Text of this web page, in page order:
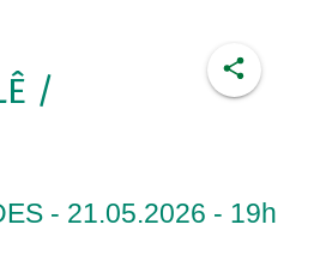
/
- 21.05.2026 - 19h